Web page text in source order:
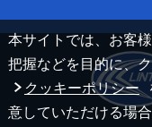
本サイトでは、お客
把握などを目的に、
クッキーポリシー
意していただける場